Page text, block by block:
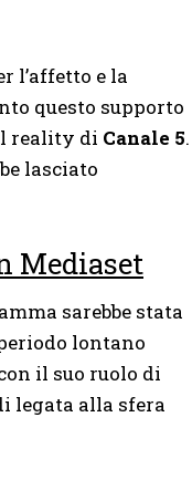
l’affetto e la
questo supporto
reality di Canale 5.
lasciato
Mediaset
sarebbe stata
lontano
il suo ruolo di
legata alla sfera